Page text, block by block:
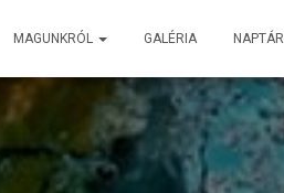
MAGUNKRÓL GALÉRIA NAPTÁR